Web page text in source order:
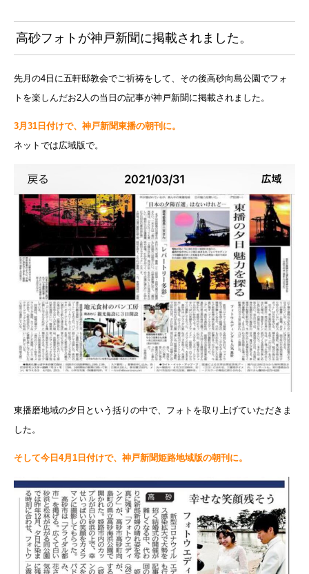
高砂フォトが神戸新聞に掲載されました。
先月の4日に五軒邸教会でご祈祷をして、その後高砂向島公園でフォ
トを楽しんだお2人の当日の記事が神戸新聞に掲載されました。
3月31日付けで、神戸新聞東播の朝刊に。
ネットでは広域版で。
東播磨地域の夕日という括りの中で、フォトを取り上げていただきま
した。
そして今日4月1日付けで、神戸新聞姫路地域版の朝刊に。